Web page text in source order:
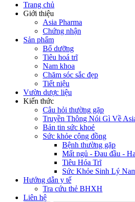
Trang chủ
Giới thiệu
Asia Pharma
Chứng nhận
Sản phẩm
Bổ dưỡng
Tiêu hoá trĩ
Nam khoa
Chăm sóc sắc đẹp
Tiết niệu
Vườn dược liệu
Kiến thức
Câu hỏi thường gặp
Truyền Thông Nói Gì Về
Bản tin sức khoẻ
Sức khỏe cộng đồng
Bệnh thường gặp
Mất ngủ - Đau đầu -
Tiêu Hóa Trĩ
Sức Khỏe Sinh Lý
Hướng dẫn y tế
Tra cứu thẻ BHXH
Liên hệ